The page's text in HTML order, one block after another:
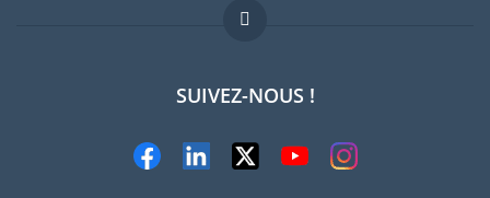
Offres d'emploi
FAQ
Experts
SUIVEZ-NOUS !